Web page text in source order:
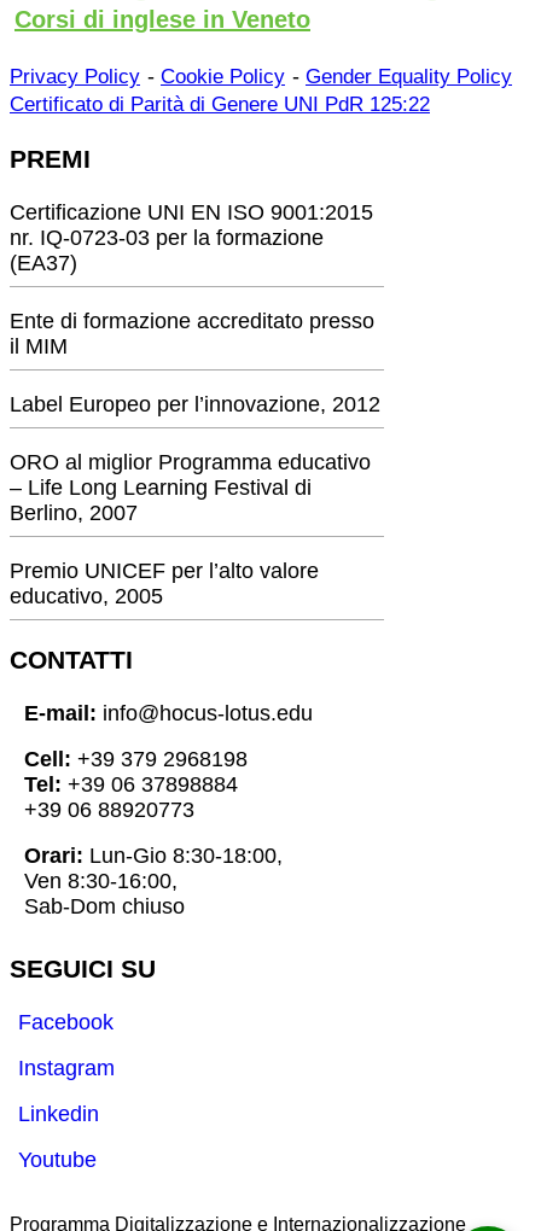
Corsi di inglese in Veneto
Privacy Policy - Cookie Policy - Gender Equality Policy
Certificato di Parità di Genere UNI PdR 125:22
PREMI
Certificazione UNI EN ISO 9001:2015
nr. IQ-0723-03 per la formazione
(EA37)
Ente di formazione accreditato presso
il MIM
Label Europeo per l’innovazione, 2012
ORO al miglior Programma educativo
– Life Long Learning Festival di
Berlino, 2007
Premio UNICEF per l’alto valore
educativo, 2005
CONTATTI
E-mail: info@hocus-lotus.edu
Cell: +39 379 2968198
Tel: +39 06 37898884
+39 06 88920773
Orari: Lun-Gio 8:30-18:00,
Ven 8:30-16:00,
Sab-Dom chiuso
SEGUICI SU
Facebook
Instagram
Linkedin
Youtube
Programma Digitalizzazione e Internazionalizzazione